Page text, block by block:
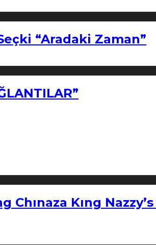
“Aradaki Zaman”
Kıng